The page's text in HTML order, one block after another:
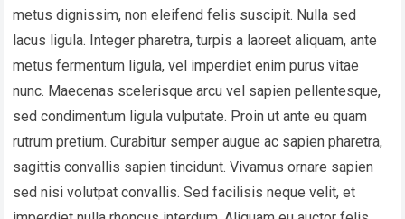
metus dignissim, non eleifend felis suscipit. Nulla sed
lacus ligula. Integer pharetra, turpis a laoreet aliquam, ante
metus fermentum ligula, vel imperdiet enim purus vitae
nunc. Maecenas scelerisque arcu vel sapien pellentesque,
sed condimentum ligula vulputate. Proin ut ante eu quam
rutrum pretium. Curabitur semper augue ac sapien pharetra,
sagittis convallis sapien tincidunt. Vivamus ornare sapien
sed nisi volutpat convallis. Sed facilisis neque velit, et